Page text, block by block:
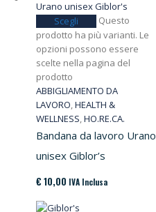
Scegli
Questo
prodotto ha più varianti. Le
opzioni possono essere
scelte nella pagina del
prodotto
ABBIGLIAMENTO DA
LAVORO,HEALTH &
WELLNESS,HO.RE.CA.
Bandana da lavoro Urano
unisex Giblor’s
€ 10,00 IVA Inclusa